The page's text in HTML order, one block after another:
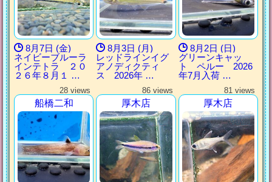
8月7日 (金)
ネイビーブルーラ
インテトラ ２０
２６年８月１ …
8月3日 (月)
レッドラインイグ
アノディクティ
ス 2026年 …
8月2日 (日)
グリーンキャッ
ト ペルー 2026
年7月入荷 …
28 views
船橋二和
86 views
厚木店
81 views
厚木店